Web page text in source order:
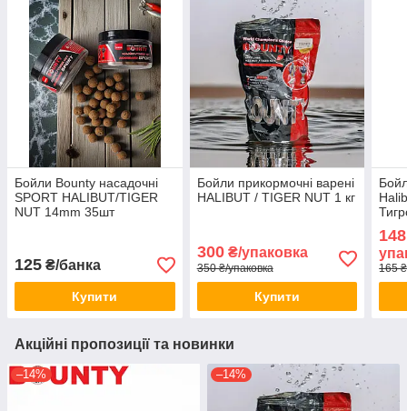
Бойли Bounty насадочні
SPORT HALIBUT/TIGER
NUT 14mm 35шт
125 ₴/банка
Купити
Бойли прикормочні варені
HALIBUT / TIGER NUT 1 кг
300₴/упаковка
350 ₴/упаковка
Купити
165
Акційні пропозиції та новинки
–14% –14%